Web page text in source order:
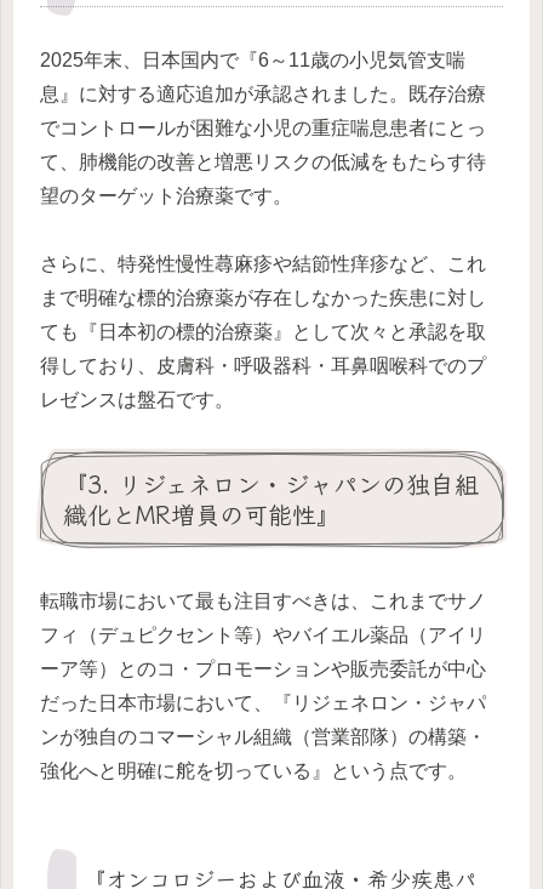
2025年末、日本国内で『6～11歳の小児気管支喘
息』に対する適応追加が承認されました。既存治療
でコントロールが困難な小児の重症喘息患者にとっ
て、肺機能の改善と増悪リスクの低減をもたらす待
望のターゲット治療薬です。
さらに、特発性慢性蕁麻疹や結節性痒疹など、これ
まで明確な標的治療薬が存在しなかった疾患に対し
ても『日本初の標的治療薬』として次々と承認を取
得しており、皮膚科・呼吸器科・耳鼻咽喉科でのプ
レゼンスは盤石です。
『3. リジェネロン・ジャパンの独自組
織化とMR増員の可能性』
転職市場において最も注目すべきは、これまでサノ
フィ（デュピクセント等）やバイエル薬品（アイリ
ーア等）とのコ・プロモーションや販売委託が中心
だった日本市場において、『リジェネロン・ジャパ
ンが独自のコマーシャル組織（営業部隊）の構築・
強化へと明確に舵を切っている』という点です。
『オンコロジーおよび血液・希少疾患パ